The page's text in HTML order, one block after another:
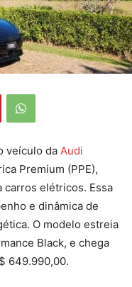
veículo da Audi
Premium (PPE),
elétricos. Essa
e dinâmica de
O modelo estreia
Black, e chega
649.990,00.